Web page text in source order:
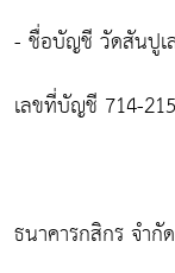
- ชื่อบัญชี วัดสันปูเ
เลขที่บัญชี 714-
ธนาคารกสิกร จำ